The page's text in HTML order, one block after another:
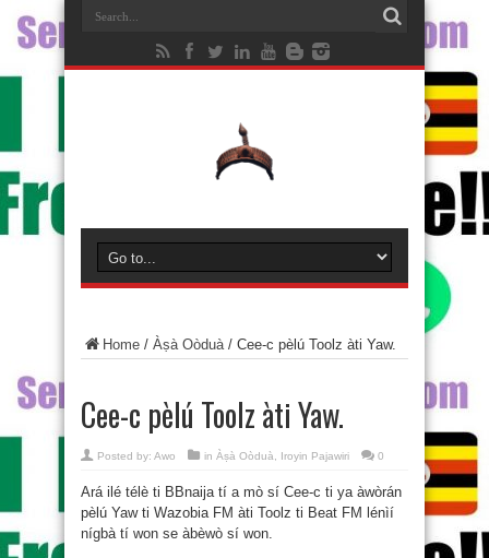
Home / Àṣà Oòduà/ Cee-c pèlú Toolz àti Yaw.
Cee-c pèlú Toolz àti Yaw.
Posted by: Awo in Àṣà Oòduà Iroyin Pajawiri 0
Ará ilé télè ti BBnaija tí a mò sí Cee-c ti ya àwòrán
pèlú Yaw ti Wazobia FM àti Toolz ti Beat FM lénìí
nígbà tí won se àbèwò sí won.